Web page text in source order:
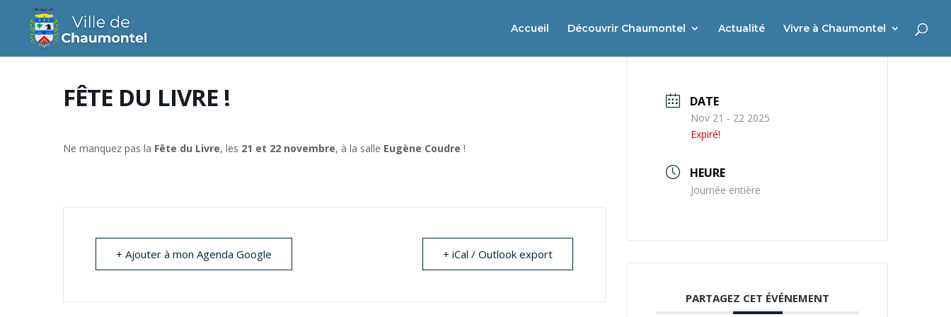
Accueil Découvrir Chaumontel Actualité Vivre à Chaumontel
FÊTE DU LIVRE !
Ne manquez pas la Fête du Livre, les 21 et 22 novembre, à la salle Eugène Coudre !
+ Ajouter à mon Agenda Google + iCal / Outlook export
DATE
Nov 21 - 22 2025
Expiré!
HEURE
Journée entière
PARTAGEZ CET ÉVÉNEMENT